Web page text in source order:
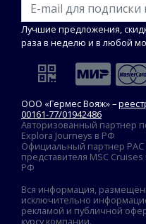
Лучшие предложения,
раза в неделю и в любой
ООО «Гермес Вояж» –
00161-77/01942486
Авторизованный партнер
Explora Journeys в РФ
Официальный партнер PAC
представителя MSC
РФ
Вся информация,
исключительно
рекламой и публичной
курсу компании.